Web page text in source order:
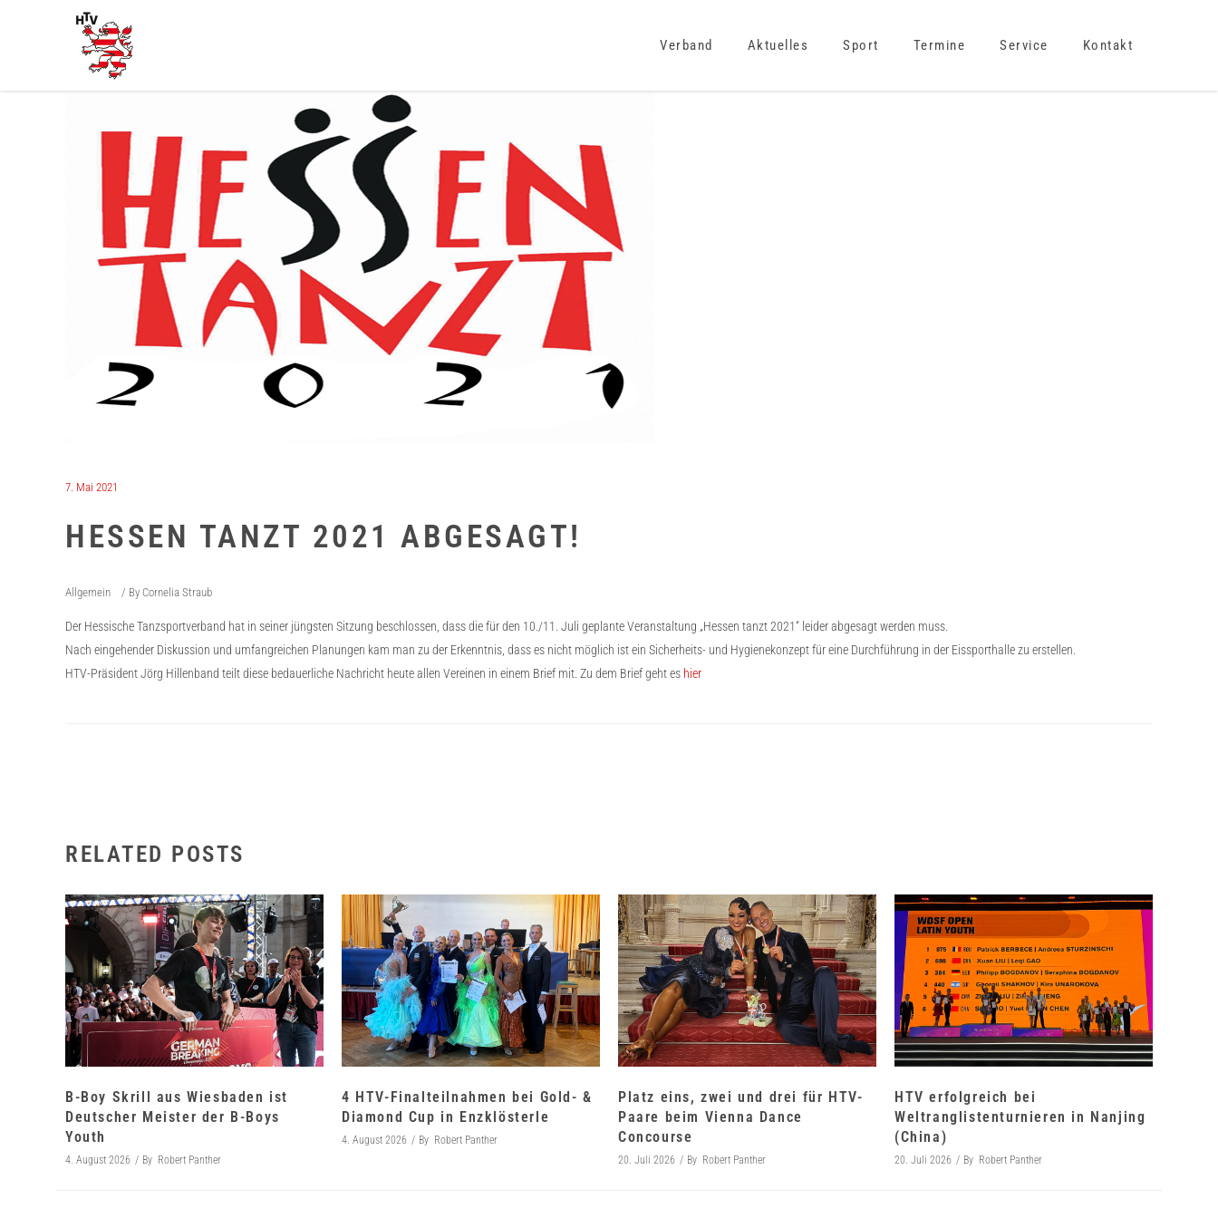
Verband Aktuelles Sport Termine Service Kontakt
7. Mai 2021
HESSEN TANZT 2021 ABGESAGT!
Allgemein By Cornelia Straub
Der Hessische Tanzsportverband hat in seiner jüngsten Sitzung beschlossen, dass die für den 10./11. Juli geplante Veranstaltung „Hessen tanzt 2021“ leider abgesagt werden muss.
Nach eingehender Diskussion und umfangreichen Planungen kam man zu der Erkenntnis, dass es nicht möglich ist ein Sicherheits- und Hygienekonzept für eine Durchführung in der Eissporthalle zu erstellen.
HTV-Präsident Jörg Hillenband teilt diese bedauerliche Nachricht heute allen Vereinen in einem Brief mit. Zu dem Brief geht es hier
RELATED POSTS
B-Boy Skrill aus Wiesbaden ist
Deutscher Meister der B-Boys
Youth
4. August 2026 By Robert Panther
4 HTV-Finalteilnahmen bei Gold- &
Diamond Cup in Enzklösterle
4. August 2026 By Robert Panther
Platz eins, zwei und drei für HTV-
Paare beim Vienna Dance
Concourse
20. Juli 2026 By Robert Panther
HTV erfolgreich bei
Weltranglistenturnieren in Nanjing
(China)
20. Juli 2026 By Robert Panther